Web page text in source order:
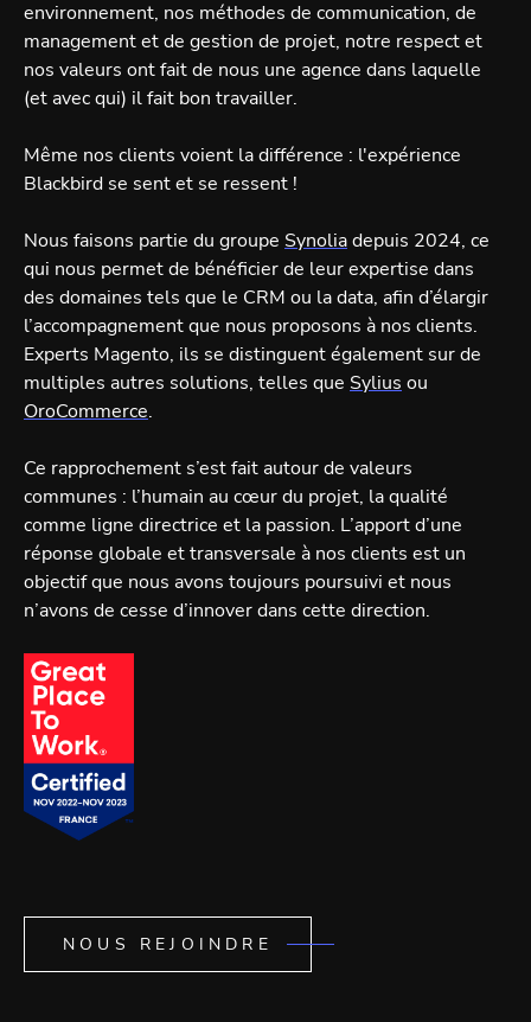
environnement, nos méthodes de communication, de
management et de gestion de projet, notre respect et
nos valeurs ont fait de nous une agence dans laquelle
(et avec qui) il fait bon travailler.
Même nos clients voient la différence : l'expérience
Blackbird se sent et se ressent !
Nous faisons partie du groupe Synoliadepuis 2024, ce
qui nous permet de bénéficier de leur expertise dans
des domaines tels que le CRM ou la data, afin d’élargir
l’accompagnement que nous proposons à nos clients.
Experts Magento, ils se distinguent également sur de
multiples autres solutions, telles que Sylius ou
OroCommerce.
Ce rapprochement s’est fait autour de valeurs
communes : l’humain au cœur du projet, la qualité
comme ligne directrice et la passion. L’apport d’une
réponse globale et transversale à nos clients est un
objectif que nous avons toujours poursuivi et nous
n’avons de cesse d’innover dans cette direction.
NOUS REJOINDRE